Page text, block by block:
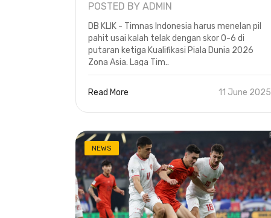
POSTED BY ADMIN
DB KLIK - Timnas Indonesia harus menelan pil
pahit usai kalah telak dengan skor 0-6 di
putaran ketiga Kualifikasi Piala Dunia 2026
Zona Asia. Laga Tim..
Read More 11 June 2025
NEWS